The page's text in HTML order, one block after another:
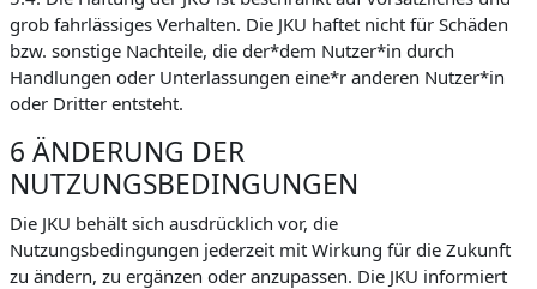
grob fahrlässiges Verhalten. Die JKU haftet nicht für Schäden
bzw. sonstige Nachteile, die der*dem Nutzer*in durch
Handlungen oder Unterlassungen eine*r anderen Nutzer*in
oder Dritter entsteht.
6 ÄNDERUNG DER
NUTZUNGSBEDINGUNGEN
Die JKU behält sich ausdrücklich vor, die
Nutzungsbedingungen jederzeit mit Wirkung für die Zukunft
zu ändern, zu ergänzen oder anzupassen. Die JKU informiert